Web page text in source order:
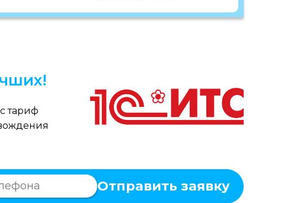
тариф
Отправить заявку